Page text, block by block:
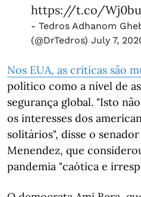
https://t.co/
- Tedros Adhanom
(@DrTedros) July 7,
Nos EUA, as críticas são
político como a nível de
segurança global. "Isto
os interesses dos
solitários", disse o
Menendez, que
pandemia "caótica e